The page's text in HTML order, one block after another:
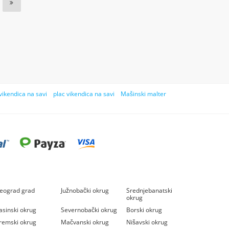
na savi plac vikendica na savi Mašinski malter
grad Južnobački okrug
Srednjebanatski
okrug
okrug
Severnobački okrug
Borski okrug
okrug
Mačvanski okrug Nišavski okrug